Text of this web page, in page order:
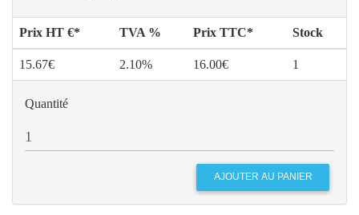
Prix HT €* TVA % Prix TTC* Stock
15.67€ 2.10% 16.00€ 1
Quantité